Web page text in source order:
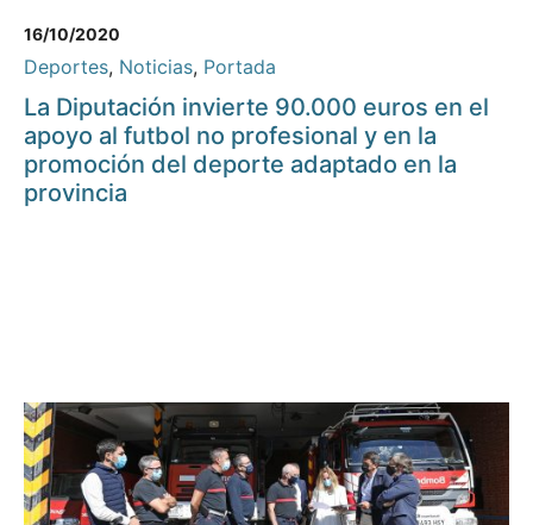
16/10/2020
Deportes, Noticias, Portada
La Diputación invierte 90.000 euros en el
apoyo al futbol no profesional y en la
promoción del deporte adaptado en la
provincia